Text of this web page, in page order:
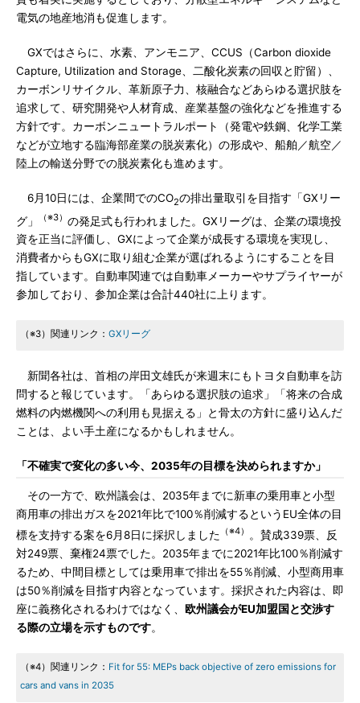
電気の地産地消も促進します。
GXではさらに、水素、アンモニア、CCUS（Carbon dioxide
Capture, Utilization and Storage、二酸化炭素の回収と貯留）、
カーボンリサイクル、革新原子力、核融合などあらゆる選択肢を
追求して、研究開発や人材育成、産業基盤の強化などを推進する
方針です。カーボンニュートラルポート（発電や鉄鋼、化学工業
などが立地する臨海部産業の脱炭素化）の形成や、船舶／航空／
陸上の輸送分野での脱炭素化も進めます。
6月10日には、企業間でのCO2の排出量取引を目指す「GXリー
グ」
（※3） の発足式も行われました。GXリーグは、企業の環境投
資を正当に評価し、GXによって企業が成長する環境を実現し、
消費者からもGXに取り組む企業が選ばれるようにすることを目
指しています。自動車関連では自動車メーカーやサプライヤーが
参加しており、参加企業は合計440社に上ります。
（※3）関連リンク： GXリーグ
新聞各社は、首相の岸田文雄氏が来週末にもトヨタ自動車を訪
問すると報じています。「あらゆる選択肢の追求」「将来の合成
燃料の内燃機関への利用も見据える」と骨太の方針に盛り込んだ
ことは、よい手土産になるかもしれません。
「不確実で変化の多い今、2035年の目標を決められますか」
その一方で、欧州議会は、2035年までに新車の乗用車と小型
商用車の排出ガスを2021年比で100％削減するというEU全体の目
標を支持する案を6月8日に採択しました （※4）
。賛成339票、反
対249票、棄権24票でした。2035年までに2021年比100％削減す
るため、中間目標としては乗用車で排出を55％削減、小型商用車
は50％削減を目指す内容となっています。採択された内容は、即
座に義務化されるわけではなく、 欧州議会がEU加盟国と交渉す
る際の立場を示すものです。
（※4）関連リンク： Fit for 55: MEPs back objective of zero emissions for
cars and vans in 2035